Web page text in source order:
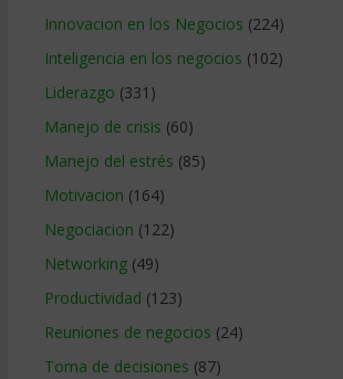
Innovacion en los Negocios (224)
Inteligencia en los negocios (102)
Liderazgo (331)
Manejo de crisis (60)
Manejo del estrés (85)
Motivacion (164)
Negociacion (122)
Networking(49)
Productividad (123)
Reuniones de negocios (24)
Toma de decisiones (87)